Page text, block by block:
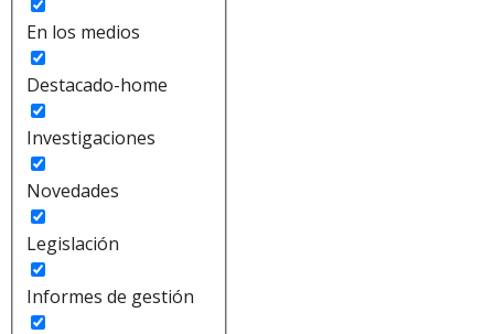
En los medios
Destacado-home
Investigaciones
Novedades
Legislación
Informes de gestión